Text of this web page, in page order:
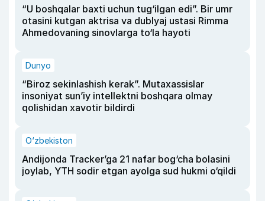
“U boshqalar baxti uchun tug‘ilgan edi”. Bir umr
otasini kutgan aktrisa va dublyaj ustasi Rimma
Ahmedovaning sinovlarga to‘la hayoti
Dunyo
“Biroz sekinlashish kerak”. Mutaxassislar
insoniyat sun’iy intellektni boshqara olmay
qolishidan xavotir bildirdi
O‘zbekiston
Andijonda Tracker’ga 21 nafar bog‘cha bolasini
joylab, YTH sodir etgan ayolga sud hukmi o‘qildi